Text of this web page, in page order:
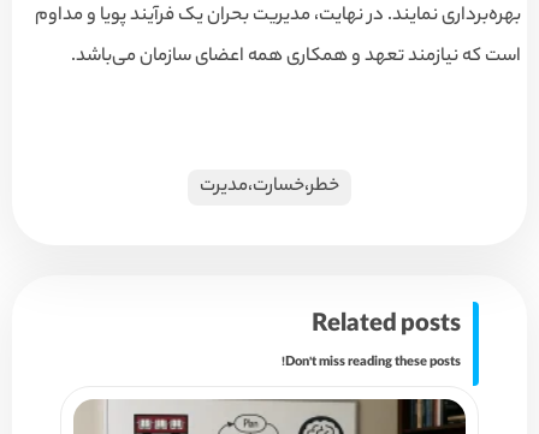
بهره‌برداری نمایند. در نهایت، مدیریت بحران یک فرآیند پویا و مداوم
است که نیازمند تعهد و همکاری همه اعضای سازمان می‌باشد.
خطر،خسارت،مدیرت
Related posts
Don't miss reading these posts!